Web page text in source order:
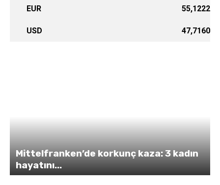
EUR 55,1222
USD 47,7160
Mittelfranken’de korkunç kaza: 3 kadın
hayatını...